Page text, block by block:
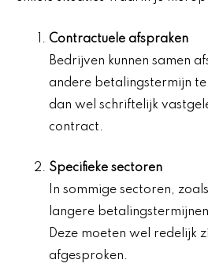
Contractuele afspraken
Bedrijven kunnen samen
andere betalingstermijn
dan wel schriftelijk
contract.
Specifieke sectoren
In sommige sectoren,
langere
Deze moeten wel redelijk
afgesproken.